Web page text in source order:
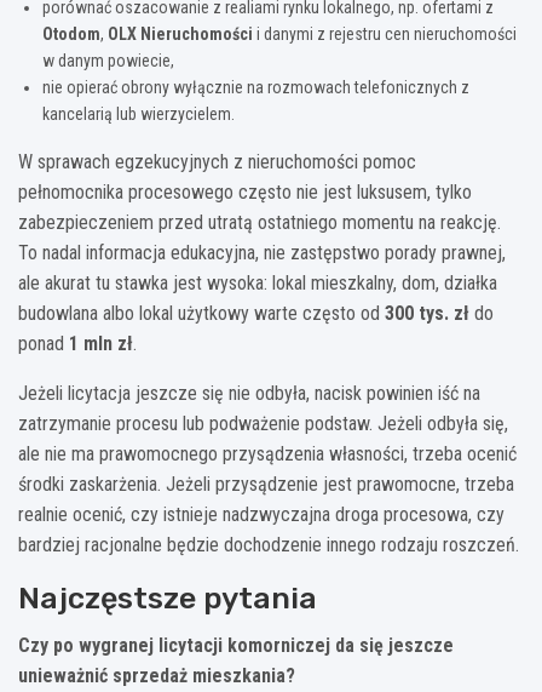
porównać oszacowanie z realiami rynku lokalnego, np. ofertami z
Otodom, OLX Nieruchomości i danymi z rejestru cen nieruchomości
w danym powiecie,
nie opierać obrony wyłącznie na rozmowach telefonicznych z
kancelarią lub wierzycielem.
W sprawach egzekucyjnych z nieruchomości pomoc
pełnomocnika procesowego często nie jest luksusem, tylko
zabezpieczeniem przed utratą ostatniego momentu na reakcję.
To nadal informacja edukacyjna, nie zastępstwo porady prawnej,
ale akurat tu stawka jest wysoka: lokal mieszkalny, dom, działka
budowlana albo lokal użytkowy warte często od 300 tys. zł do
ponad 1 mln zł.
Jeżeli licytacja jeszcze się nie odbyła, nacisk powinien iść na
zatrzymanie procesu lub podważenie podstaw. Jeżeli odbyła się,
ale nie ma prawomocnego przysądzenia własności, trzeba ocenić
środki zaskarżenia. Jeżeli przysądzenie jest prawomocne, trzeba
realnie ocenić, czy istnieje nadzwyczajna droga procesowa, czy
bardziej racjonalne będzie dochodzenie innego rodzaju roszczeń.
Najczęstsze pytania
Czy po wygranej licytacji komorniczej da się jeszcze
unieważnić sprzedaż mieszkania?